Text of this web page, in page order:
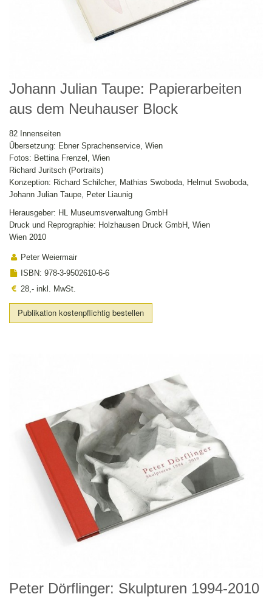
Johann Julian Taupe: Papierarbeiten
aus dem Neuhauser Block
82 Innenseiten
Übersetzung: Ebner Sprachenservice, Wien
Fotos: Bettina Frenzel, Wien
Richard Juritsch (Portraits)
Konzeption: Richard Schilcher, Mathias Swoboda, Helmut Swoboda,
Johann Julian Taupe, Peter Liaunig
Herausgeber: HL Museumsverwaltung GmbH
Druck und Reprographie: Holzhausen Druck GmbH, Wien
Wien 2010
Peter Weiermair
ISBN: 978-3-9502610-6-6
28,- inkl. MwSt.
Publikation kostenpflichtig bestellen
Peter Dörflinger: Skulpturen 1994-2010